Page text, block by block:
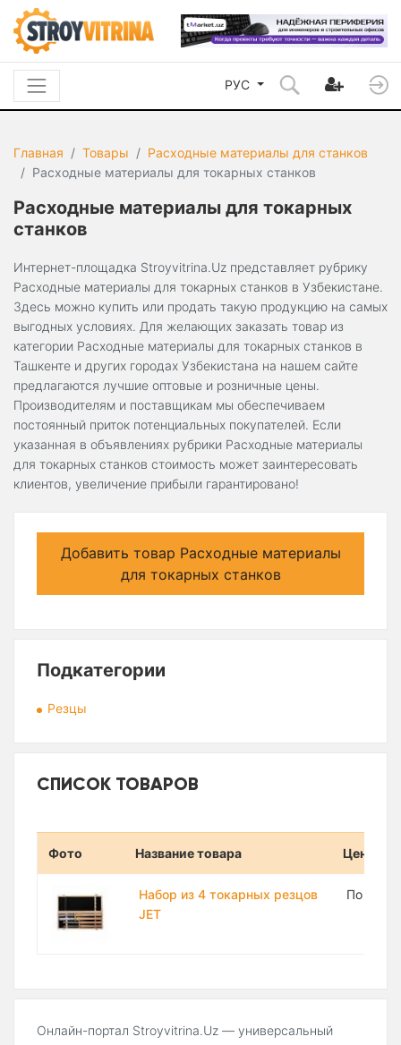
РУС
Главная Товары
Расходные материалы для станков
Расходные материалы для токарных станков
Расходные материалы для токарных
станков
Интернет-площадка Stroyvitrina.Uz представляет рубрику
Расходные материалы для токарных станков в Узбекистане.
Здесь можно купить или продать такую продукцию на самых
выгодных условиях. Для желающих заказать товар из
категории Расходные материалы для токарных станков в
Ташкенте и других городах Узбекистана на нашем сайте
предлагаются лучшие оптовые и розничные цены.
Производителям и поставщикам мы обеспечиваем
постоянный приток потенциальных покупателей. Если
указанная в объявлениях рубрики Расходные материалы
для токарных станков стоимость может заинтересовать
клиентов, увеличение прибыли гарантировано!
Добавить товар Расходные материалы
для токарных станков
Подкатегории
Резцы
СПИСОК ТОВАРОВ
Фото Название товара Цена
Набор из 4 токарных резцов
JET
По
Онлайн-портал Stroyvitrina.Uz — универсальный